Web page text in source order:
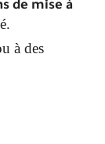
de mise à
à des